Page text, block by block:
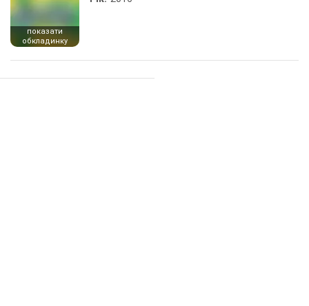
показати
обкладинку